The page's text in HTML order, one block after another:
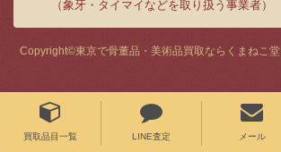
買取品目一覧 LINE査定 メール
（象牙・タイマイなどを取り扱う事業者）
Copyright©東京で骨董品・美術品買取ならくまねこ堂